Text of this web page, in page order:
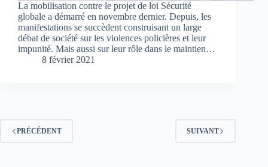
La mobilisation contre le projet de loi Sécurité
globale a démarré en novembre dernier. Depuis, les
manifestations se succèdent construisant un large
débat de société sur les violences policières et leur
impunité. Mais aussi sur leur rôle dans le maintien…
8 février 2021
PRÉCÉDENT SUIVANT